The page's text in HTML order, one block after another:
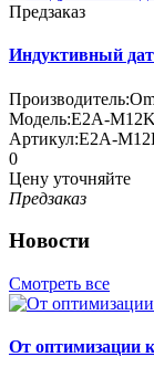
Предзаказ
Индуктивный
Производитель:
Модель:E2A-
Артикул:E2A-
0
Цену уточняйте
Предзаказ
Новости
Смотреть все
От оптимизации